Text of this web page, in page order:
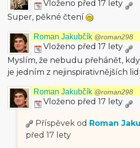
Vloženo před 17 lety
Super, pěkné čtení
Roman Jakubčík @roman298
Vloženo před 17 lety
Myslím, že nebudu přehánět,
je jedním z nejinspirativ­nějších
Roman Jakubčík @roman298
Vloženo před 17 lety
Příspěvek od Roman
před 17 lety